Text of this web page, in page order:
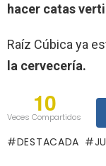
hacer catas
Raíz Cúbica ya
la cervecería.
10
Veces Compartidos
DESTACADA